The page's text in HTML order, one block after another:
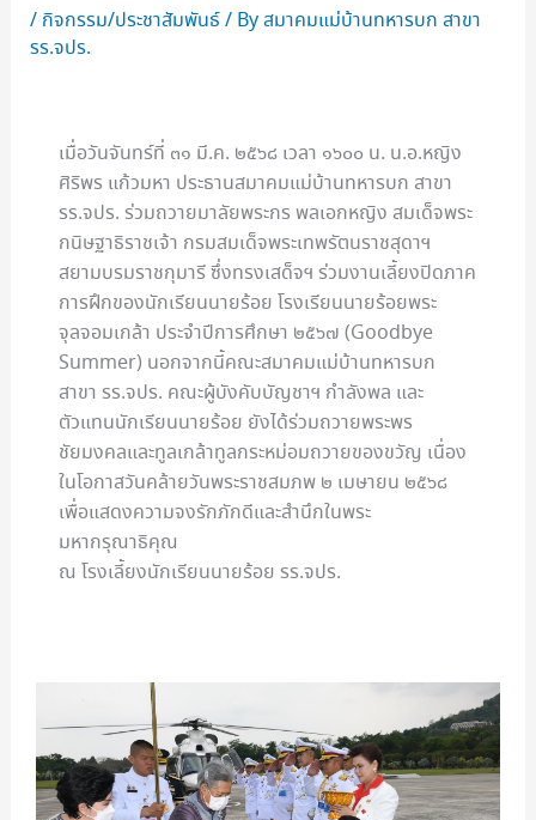
/ กิจกรรม/ประชาสัมพันธ์/ Byสมาคมแม่บ้านทหารบก สาขา
รร.จปร.
เมื่อวันจันทร์ที่ ๓๑ มี.ค. ๒๕๖๘ เวลา ๑๖๐๐ น. น.อ.หญิง
ศิริพร แก้วมหา ประธานสมาคมแม่บ้านทหารบก สาขา
รร.จปร. ร่วมถวายมาลัยพระกร พลเอกหญิง สมเด็จพระ
กนิษฐาธิราชเจ้า กรมสมเด็จพระเทพรัตนราชสุดาฯ
สยามบรมราชกุมารี ซึ่งทรงเสด็จฯ ร่วมงานเลี้ยงปิดภาค
การฝึกของนักเรียนนายร้อย โรงเรียนนายร้อยพระ
จุลจอมเกล้า ประจำปีการศึกษา ๒๕๖๗ (Goodbye
Summer) นอกจากนี้คณะสมาคมแม่บ้านทหารบก
สาขา รร.จปร. คณะผู้บังคับบัญชาฯ กำลังพล และ
ตัวแทนนักเรียนนายร้อย ยังได้ร่วมถวายพระพร
ชัยมงคลและทูลเกล้าทูลกระหม่อมถวายของขวัญ เนื่อง
ในโอกาสวันคล้ายวันพระราชสมภพ ๒ เมษายน ๒๕๖๘
เพื่อแสดงความจงรักภักดีและสำนึกในพระ
มหากรุณาธิคุณ
ณ โรงเลี้ยงนักเรียนนายร้อย รร.จปร.